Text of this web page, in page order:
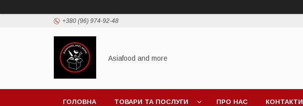
+380 (96) 974-92-48
Asiafood and more
ГОЛОВНА ТОВАРИ ТА ПОСЛУГИ ПРО НАС КОНТАКТИ